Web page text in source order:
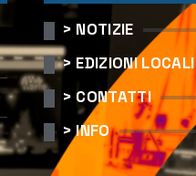
> NOTIZIE
> EDIZIONI LOCALI
> CONTATTI
> INFO